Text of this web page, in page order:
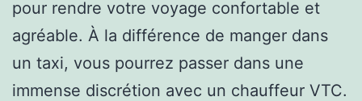
pour rendre votre voyage confortable et
agréable. À la différence de manger dans
un taxi, vous pourrez passer dans une
immense discrétion avec un chauffeur VTC.